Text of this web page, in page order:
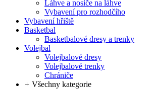
Láhve a nosiče na láhve
Vybavení pro rozhodčího
Vybavení hřiště
Basketbal
Basketbalové dresy a trenky
Volejbal
Volejbalové dresy
Volejbalové trenky
Chrániče
+ Všechny kategorie